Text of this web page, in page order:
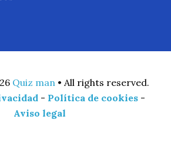
Quiz man • All rights reserved.
- Política de cookies -
Aviso legal